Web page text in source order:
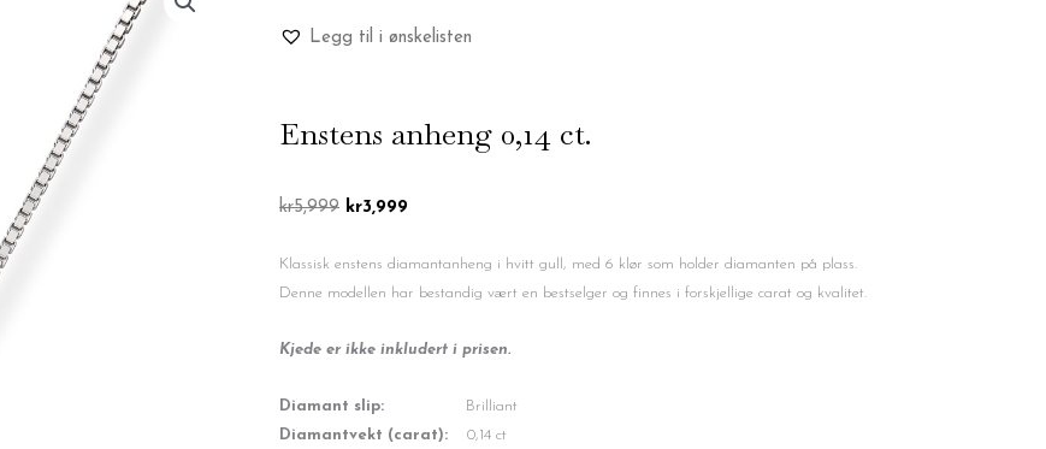
Legg til i ønskelisten
Enstens anheng 0,14 ct.
kr5,999 Opprinnelig
var:
kr5,999.
kr3,999
er:
kr3,999.
Klassisk enstens diamantanheng i hvitt gull, med 6 klør som holder diamanten på plass.
Denne modellen har bestandig vært en bestselger og finnes i forskjellige carat og kvalitet.
Kjede er ikke inkludert i prisen.
Diamant slip: Brilliant
Diamantvekt (carat): 0,14 ct